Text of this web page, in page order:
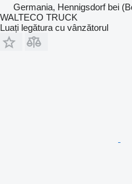
Germania, Hennigsdorf bei
WALTECO TRUCK
Luați legătura cu vânzătorul